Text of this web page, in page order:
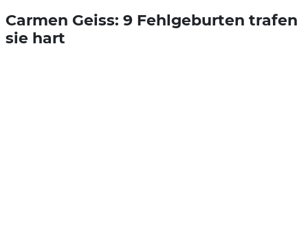
Carmen Geiss: 9 Fehlgeburten trafen
sie hart